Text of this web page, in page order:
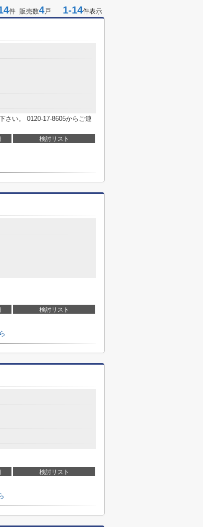
件 販売数4戸 1-14件表示
さい。 0120-17-8605からご連
検討リスト
検討リスト
検討リスト